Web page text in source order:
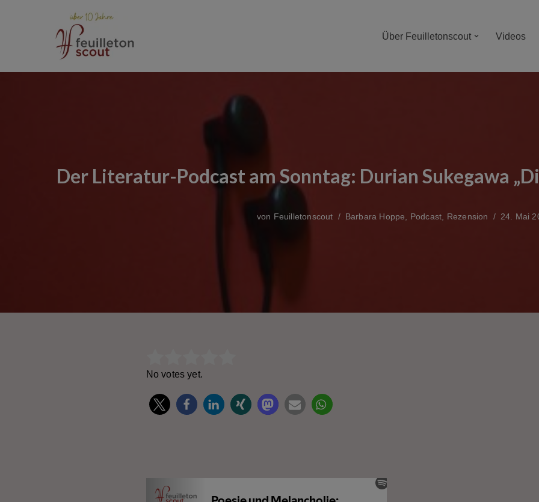
Über Feuilletonscout Videos
Der Literatur-Podcast am Sonntag: Durian Sukegawa
von Feuilletonscout Barbara Hoppe Podcast Rezension 24. Mai
No votes yet.